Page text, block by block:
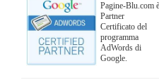
Pagine-Blu.com è
Partner
Certificato del
programma
AdWords di
Google.